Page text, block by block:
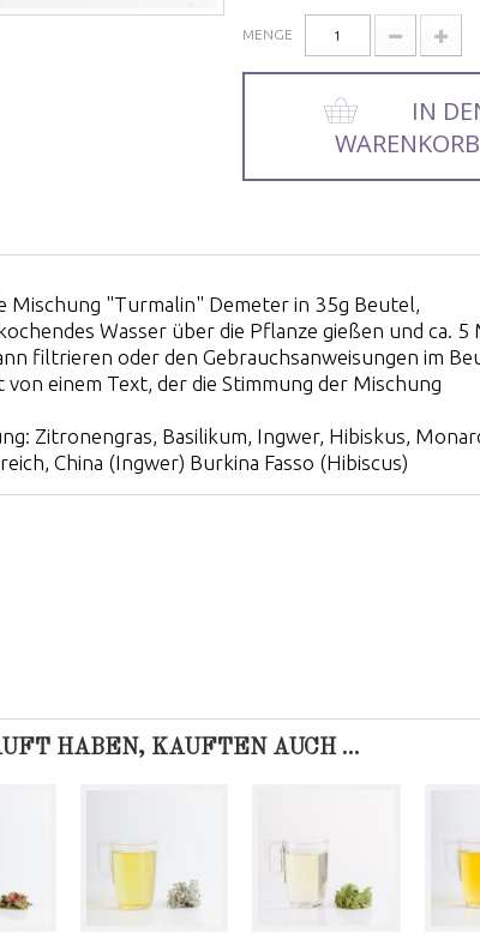
MENGE
IN
WARENKORB
Mischung "Turmalin" Demeter in 35g Beutel,
Wasser über die Pflanze gießen und ca. 5
filtrieren oder den Gebrauchsanweisungen im
einem Text, der die Stimmung der Mischung
Zitronengras, Basilikum, Ingwer, Hibiskus,
China (Ingwer) Burkina Fasso (Hibiscus)
HABEN, KAUFTEN AUCH ...